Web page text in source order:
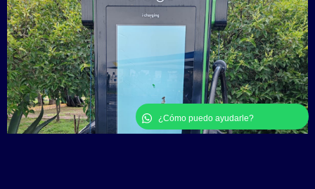
¿Cómo puedo ayudarle?